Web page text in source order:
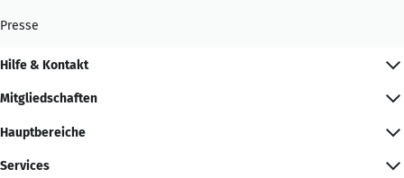
Presse
Hilfe & Kontakt
Mitgliedschaften
Hauptbereiche
Services